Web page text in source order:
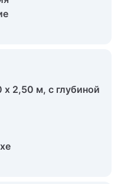
2,50 м, с глубиной